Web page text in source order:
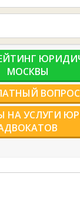
МОСКВЫ
НА УСЛУГИ